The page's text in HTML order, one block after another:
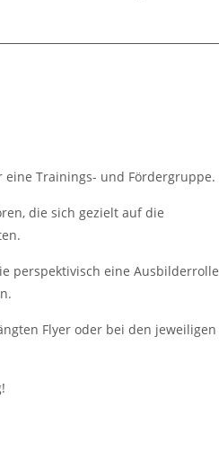
Trainings- und Fördergruppe.
die sich gezielt auf die
perspektivisch eine Ausbilderrolle
Flyer oder bei den jeweiligen